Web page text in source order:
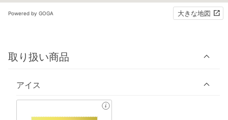
Powered by GOGA 大きな地図
取り扱い商品
アイス